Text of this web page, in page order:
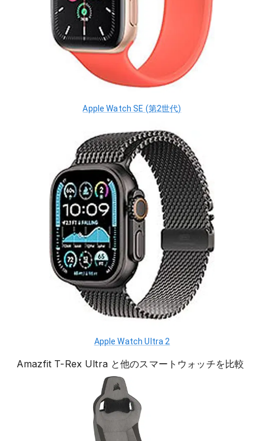
Apple Watch SE (第2世代)
Apple Watch Ultra 2
Amazfit T-Rex Ultraと他のスマートウォッチを比較